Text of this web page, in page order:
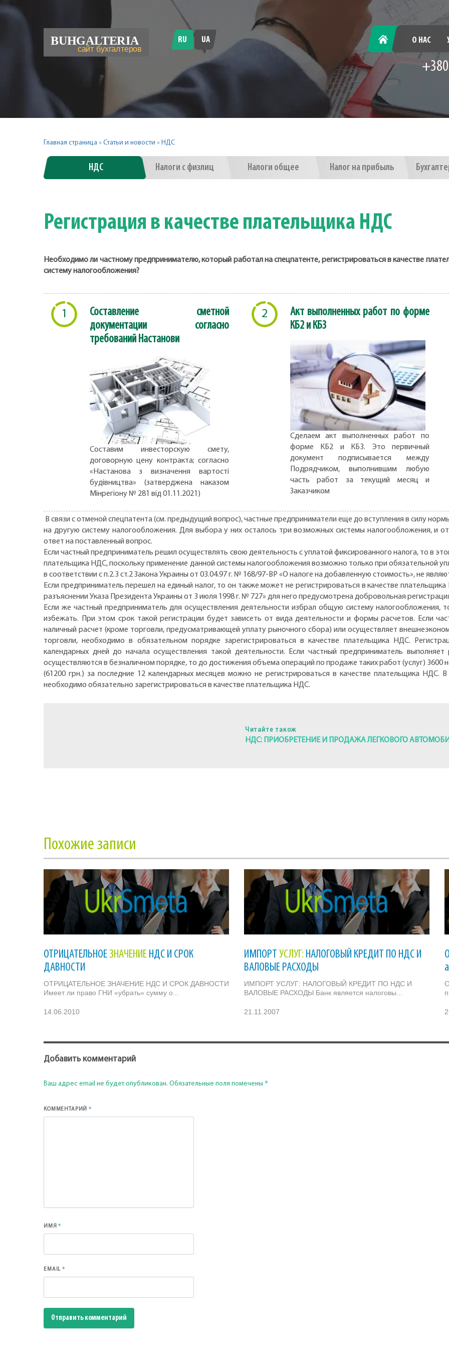
RU UA ГЛАВНАЯ О НАС
Главная страница » Статьи и новости » НДС
НДС Налоги с физлиц Налоги общее Налог на прибыль
Регистрация в качестве плательщика НДС
Необходимо ли частному предпринимателю, который работал на спецпатенте, регистрироваться в качестве
систему налогообложения?
1
Составление сметной
документации согласно
требований Настанови
Составим инвесторскую смету,
договорную цену контракта; согласно
«Настанова з визначення вартості
будівництва» (затверджена наказом
Мінрегіону № 281 від 01.11.2021)
2
Акт выполненных работ по форме
КБ2 и КБ3
Сделаем акт выполненных работ по
форме КБ2 и КБ3. Это первичный
документ подписывается между
Подрядчиком, выполнившим любую
часть работ за текущий месяц и
Заказчиком
В связи с отменой спецпатента (см. предыдущий вопрос), частные предприниматели еще до вступления в силу
на другую систему налогообложения. Для выбора у них осталось три возможных системы налогообложения, и
ответ на поставленный вопрос.
Если частный предприниматель решил осуществлять свою деятельность с уплатой фиксированного налога, то в
плательщика НДС, поскольку применение данной системы налогообложения возможно только при обязательной
в соответствии с п.2.3 ст.2 Закона Украины от 03.04.97 г. № 168/97-ВР «О налоге на добавленную стоимость», не
Если предприниматель перешел на единый налог, то он также может не регистрироваться в качестве
разъяснении Указа Президента Украины от 3 июля 1998 г. № 727» для него предусмотрена добровольная
Если же частный предприниматель для осуществления деятельности избрал общую систему налогообложения,
избежать. При этом срок такой регистрации будет зависеть от вида деятельности и формы расчетов. Если
наличный расчет (кроме торговли, предусматривающей уплату рыночного сбора) или осуществляет
торговли, необходимо в обязательном порядке зарегистрироваться в качестве плательщика НДС.
календарных дней до начала осуществления такой деятельности. Если частный предприниматель
осуществляются в безналичном порядке, то до достижения объема операций по продаже таких работ (услуг)
(61200 грн.) за последние 12 календарных месяцев можно не регистрироваться в качестве плательщика НДС.
необходимо обязательно зарегистрироваться в качестве плательщика НДС.
Читайте також
НДС: ПРИОБРЕТЕНИЕ И ПРОДАЖА ЛЕГКОВОГО
Похожие записи
ОТРИЦАТЕЛЬНОЕЗНАЧЕНИЕ НДС И СРОК
ДАВНОСТИ
ОТРИЦАТЕЛЬНОЕ ЗНАЧЕНИЕ НДС И СРОК ДАВНОСТИ
Имеет ли право ГНИ «убрать» сумму о...
14.06.2010
ИМПОРТ УСЛУГ: НАЛОГОВЫЙ КРЕДИТ ПО НДС И
ВАЛОВЫЕ РАСХОДЫ
ИМПОРТ УСЛУГ: НАЛОГОВЫЙ КРЕДИТ ПО НДС И
ВАЛОВЫЕ РАСХОДЫ Банк является налоговы...
21.11.2007
Добавить комментарий
Ваш адрес email не будет опубликован. Обязательные поля помечены *
КОММЕНТАРИЙ*
ИМЯ*
EMAIL*